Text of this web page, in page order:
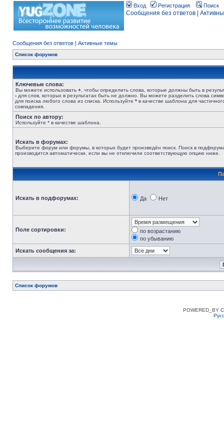
Вход Регистрация Поиск
Сообщения без ответов
Сообщения без ответов | Активные темы
Список форумов
Ключевые слова:
Вы можете использовать + , чтобы определить слова, которые должны быть в
- для слов, которых в результатах быть не должно. Вы можете разделить слова
для поиска любого слова из списка. Используйте * в качестве шаблона для
совпадения.
Поиск по автору:
Используйте * в качестве шаблона.
Искать в форумах:
Выберите форум или форумы, в которых будет произведён поиск. Поиск в
производится автоматически, если вы не отключили соответствующую опцию ниже.
Искать в подфорумах: Да Нет
Поле сортировки:
по возрастанию
по убыванию
Искать сообщения за:
Список форумов
POWERED_BY